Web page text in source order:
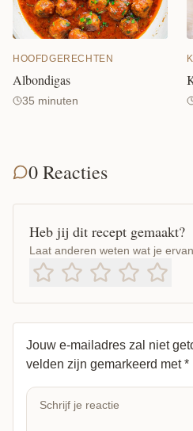
HOOFDGERECHTEN
Albondigas
35 minuten
0 Reacties
Heb jij dit recept gemaakt?
Laat anderen weten wat je
Jouw e-mailadres zal niet
velden zijn gemarkeerd met*